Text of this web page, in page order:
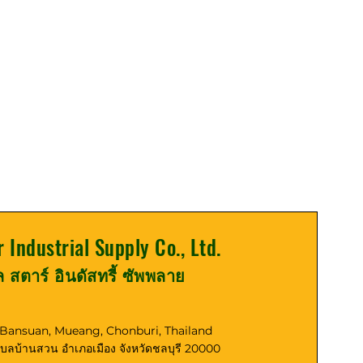
Industrial Supply Co., Ltd.
สตาร์ อินดัสทรี้ ซัพพลาย
Mueang, Chonburi, Thailand
ลบ้านสวน อำเภอเมือง จังหวัดชลบุรี 20000